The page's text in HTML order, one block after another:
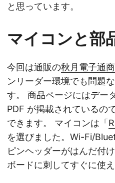
と思っています。
マイコンと部
今回は通販の秋月電子通商
ンリーダー環境でも問題
す。 商品ページにはデー
PDF が掲載されているの
できます。 マイコンは「
を選びました。Wi-Fi/
ピンヘッダーがはんだ付
ボードに刺してすぐに使え